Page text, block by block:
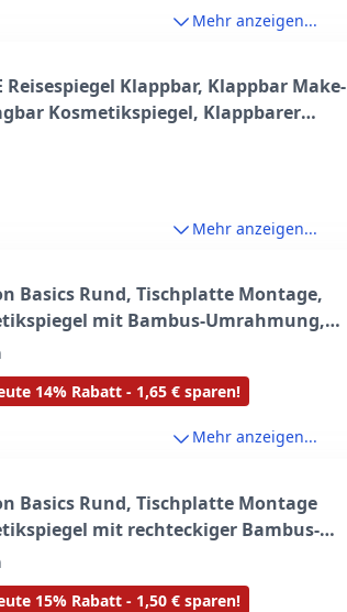
Mehr anzeigen...
Reisespiegel Klappbar, Klappbar Make-
Kosmetikspiegel, Klappbarer
für Tischplatte, Handheld,
Mehr anzeigen...
Basics Rund, Tischplatte Montage,
mit Bambus-Umrahmung,
1-fach/5-fach, 18.3 x 7.3 x 20.7
14% Rabatt - 1,65 € sparen!
Mehr anzeigen...
Basics Rund, Tischplatte Montage
mit rechteckiger Bambus-
Vergrößerung 1-fach/5-fach, Chrom,
8.5W cm
15% Rabatt - 1,50 € sparen!